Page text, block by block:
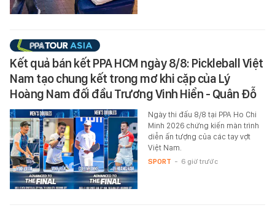
Kết quả bán kết PPA HCM ngày 8/8: Pickleball Việt
Nam tạo chung kết trong mơ khi cặp của Lý
Hoàng Nam đối đầu Trương Vinh Hiển - Quân Đỗ
Ngày thi đấu 8/8 tại PPA Ho Chi
Minh 2026 chứng kiến màn trình
diễn ấn tượng của các tay vợt
Việt Nam.
SPORT - 6 giờ trước